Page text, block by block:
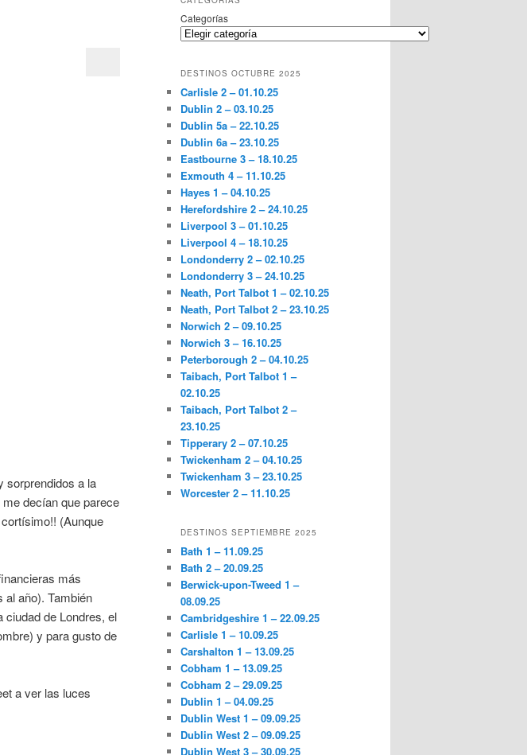
sorprendidos a la
decían que parece
(Aunque
más
al año). También
de Londres, el
y para gusto de
a ver las luces
Categorías
DESTINOS OCTUBRE 2025
Carlisle 2 – 01.10.25
Dublin 2 – 03.10.25
Dublin 5a – 22.10.25
Dublin 6a – 23.10.25
Eastbourne 3 – 18.10.25
Exmouth 4 – 11.10.25
Hayes 1 – 04.10.25
Herefordshire 2 – 24.10.25
Liverpool 3 – 01.10.25
Liverpool 4 – 18.10.25
Londonderry 2 – 02.10.25
Londonderry 3 – 24.10.25
Neath, Port Talbot 1 – 02.10.25
Neath, Port Talbot 2 – 23.10.25
Norwich 2 – 09.10.25
Norwich 3 – 16.10.25
Peterborough 2 – 04.10.25
Taibach, Port Talbot 1 –
02.10.25
Taibach, Port Talbot 2 –
23.10.25
Tipperary 2 – 07.10.25
Twickenham 2 – 04.10.25
Twickenham 3 – 23.10.25
Worcester 2 – 11.10.25
DESTINOS SEPTIEMBRE 2025
Bath 1 – 11.09.25
Bath 2 – 20.09.25
Berwick-upon-Tweed 1 –
08.09.25
Cambridgeshire 1 – 22.09.25
Carlisle 1 – 10.09.25
Carshalton 1 – 13.09.25
Cobham 1 – 13.09.25
Cobham 2 – 29.09.25
Dublin 1 – 04.09.25
Dublin West 1 – 09.09.25
Dublin West 2 – 09.09.25
Dublin West 3 – 30.09.25